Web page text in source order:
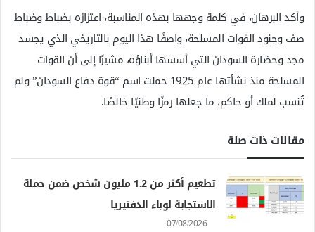
وأكد البرهان، في كلمة وجهها بهذه المناسبة، اعتزازه بضباط وضباط
صف وجنود القوات المسلحة، واصفًا هذا اليوم بالتاريخي الذي يجسد
مجد وحضارة السودان التي أسسها أبناؤه، مشيرًا إلى أن القوات
المسلحة منذ نشأتها عام 1925 حملت اسم “قوة دفاع السودان” ولم
تُنسب لملك أو حاكم، ما جعلها رمزًا وطنيًا خالصًا.
مقالات ذات صلة
تطعيم أكثر من 1.2 مليون شخص ضمن حملة
الاستجابة لوباء الدفتيريا
07/08/2026